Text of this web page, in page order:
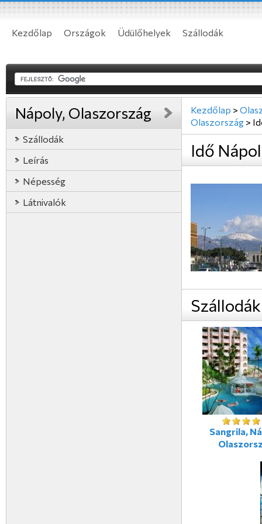
Kezdőlap Országok Üdülőhelyek Szállodák
Nápoly, Olaszország
Szállodák
Leírás
Népesség
Látnivalók
Kezdőlap >
Olaszország >
Idő
Szállodák
Sangrila,